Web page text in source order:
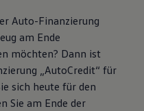
Auto-Finanzierung
am Ende
möchten? Dann ist
„AutoCredit“ für
sich heute für den
Sie am Ende der